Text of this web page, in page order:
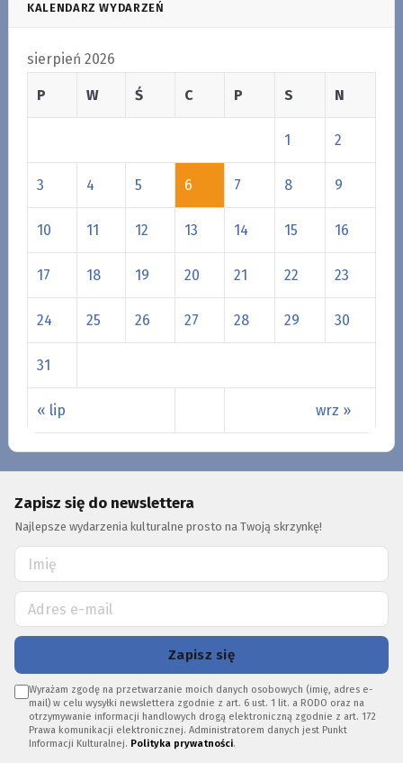
KALENDARZ WYDARZEŃ
sierpień 2026
P W Ś C P S N
« lip wrz »
1 2
3 4 5 6 7 8 9
10 11 12 13 14 15 16
17 18 19 20 21 22 23
24 25 26 27 28 29 30
31
Zapisz się do newslettera
Najlepsze wydarzenia kulturalne prosto na Twoją skrzynkę!
Zapisz się
Wyrażam zgodę na przetwarzanie moich danych osobowych (imię, adres e-
mail) w celu wysyłki newslettera zgodnie z art. 6 ust. 1 lit. a RODO oraz na
otrzymywanie informacji handlowych drogą elektroniczną zgodnie z art. 172
Prawa komunikacji elektronicznej. Administratorem danych jest Punkt
Informacji Kulturalnej. Polityka prywatności.